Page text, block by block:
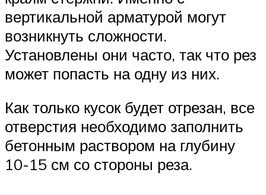
вертикальной арматурой могут
возникнуть сложности.
Установлены они часто, так что рез
может попасть на одну из них.
Как только кусок будет отрезан, все
отверстия необходимо заполнить
бетонным раствором на глубину
10-15 см со стороны реза.